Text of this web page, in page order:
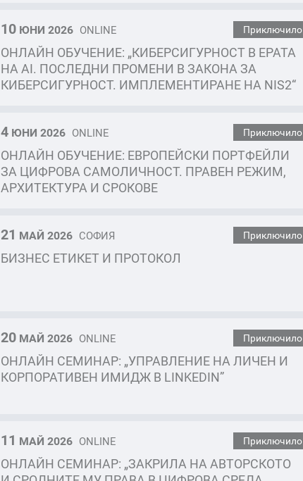
Приключило
10 ЮНИ 2026 ONLINE
ОНЛАЙН ОБУЧЕНИЕ: „КИБЕРСИГУРНОСТ В ЕРАТА
НА AI. ПОСЛЕДНИ ПРОМЕНИ В ЗАКОНА ЗА
КИБЕРСИГУРНОСТ. ИМПЛЕМЕНТИРАНЕ НА NIS2“
Приключило
4 ЮНИ 2026 ONLINE
ОНЛАЙН ОБУЧЕНИЕ: ЕВРОПЕЙСКИ ПОРТФЕЙЛИ
ЗА ЦИФРОВА САМОЛИЧНОСТ. ПРАВЕН РЕЖИМ,
АРХИТЕКТУРА И СРОКОВЕ
Приключило
21 МАЙ 2026 СОФИЯ
БИЗНЕС ЕТИКЕТ И ПРОТОКОЛ
Приключило
20 МАЙ 2026 ONLINE
ОНЛАЙН СЕМИНАР: „УПРАВЛЕНИЕ НА ЛИЧЕН И
КОРПОРАТИВЕН ИМИДЖ В LINKEDIN”
Приключило
11 МАЙ 2026 ONLINE
ОНЛАЙН СЕМИНАР: „ЗАКРИЛА НА АВТОРСКОТО